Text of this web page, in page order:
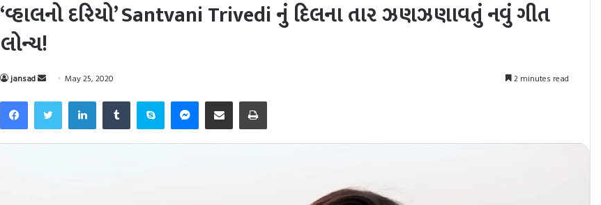
‘વ્હાલનો દરિયો’ Santvani Trivedi નું દિલના તાર ઝણઝણાવતું નવું ગીત
લોન્ચ!
jansad
Send
email
May 25, 2020 2 minutes read
Facebook
TwitterLinkedInTumblrSkypeMessenger
Share via EmailPrint